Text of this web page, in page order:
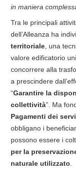
in maniera
Tra le principali
dell’Alleanza ha
territoriale , una
valore edificatorio
concorrere alla
a prescindere
“Garantire la
collettività”. Ma
Pagamenti dei
obbligano i
possono essere i
per la
naturale utilizzato